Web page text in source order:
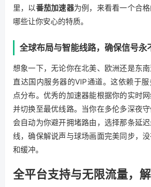
里，以番茄加速器为例，来看看一个合
哪些让你安心的特质。
全球布局与智能线路，确保信号永
想象一下，无论你在北美、欧洲还是东
直达国内服务器的VIP通道。这依赖于
点分布。优秀的加速器能根据你的实时
并切换至最优线路。当你在多伦多深夜
会自动为你避开拥堵路由，选择那条延
线，确保解说声与球场画面完美同步，
和缓冲。
全平台支持与无限流量，